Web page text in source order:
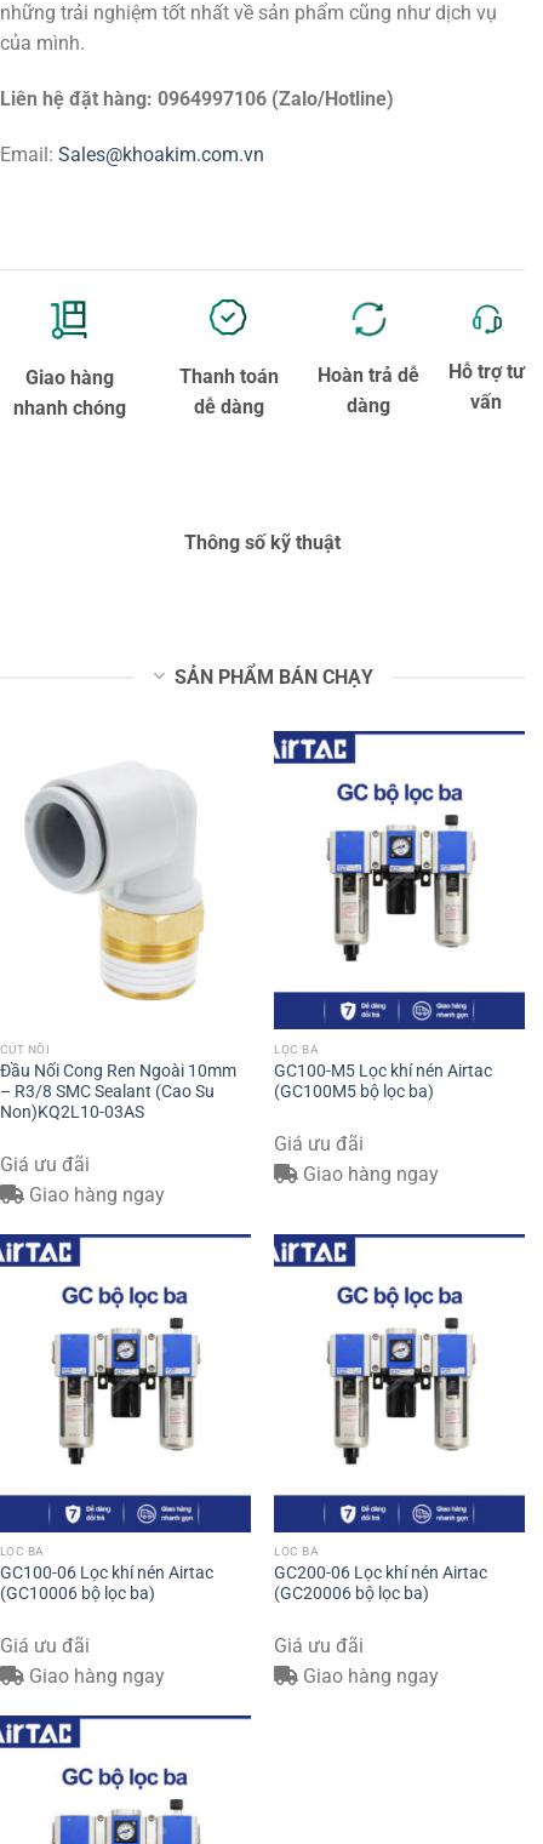
những trải nghiệm tốt nhất về sản phẩm cũng như dịch vụ
của mình.
Liên hệ đặt hàng: 0964997106 (Zalo/Hotline)
Email: Sales@khoakim.com.vn
Giao hàng
nhanh chóng
Thanh toán
dễ dàng
Hoàn trả dễ
dàng
Hỗ trợ tư
vấn
Thông số kỹ thuật
SẢN PHẨM BÁN CHẠY
CÚT NỐI
Đầu Nối Cong Ren Ngoài 10mm
– R3/8 SMC Sealant (Cao Su
Non)KQ2L10-03AS
Giá ưu đãi
Giao hàng ngay
LỌC BA
GC100-M5 Lọc khí nén Airtac
(GC100M5 bộ lọc ba)
Giá ưu đãi
Giao hàng ngay
LỌC BA
GC100-06 Lọc khí nén Airtac
(GC10006 bộ lọc ba)
Giá ưu đãi
Giao hàng ngay
LỌC BA
GC200-06 Lọc khí nén Airtac
(GC20006 bộ lọc ba)
Giá ưu đãi
Giao hàng ngay